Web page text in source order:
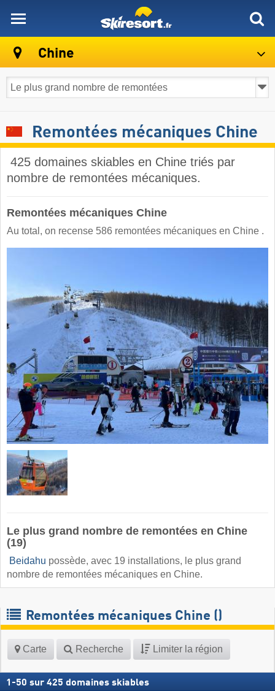
Chine
Remontées mécaniques Chine
​ 425 domaines skiables en Chine triés par
nombre de remontées mécaniques.
Remontées mécaniques Chine
Au total, on recense 586 remontées mécaniques en Chine ​.
Le plus grand nombre de remontées en Chine
(19)
Beidahu possède, avec 19 installations, le plus grand
nombre de remontées mécaniques en Chine.
Remontées mécaniques Chine (​)
Carte Recherche Limiter la région
1 -50 sur 425 domaines skiables